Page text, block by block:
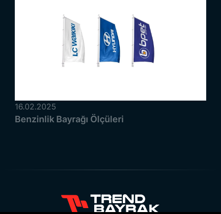
16.02.2025
Benzinlik Bayrağı Ölçüleri